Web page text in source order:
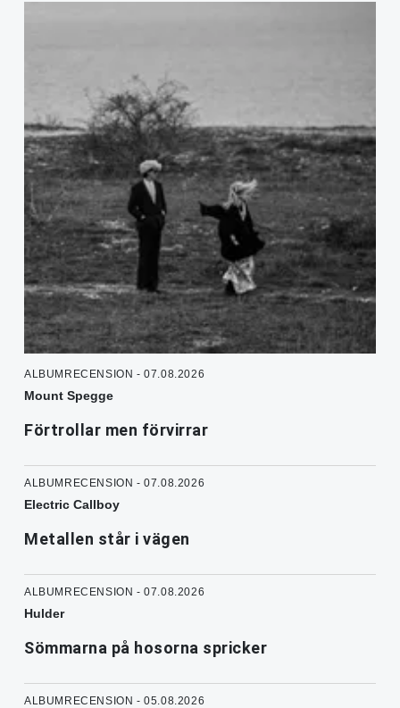
ALBUMRECENSION - 07.08.2026
Mount Spegge
Förtrollar men förvirrar
ALBUMRECENSION - 07.08.2026
Electric Callboy
Metallen står i vägen
ALBUMRECENSION - 07.08.2026
Hulder
Sömmarna på hosorna spricker
ALBUMRECENSION - 05.08.2026